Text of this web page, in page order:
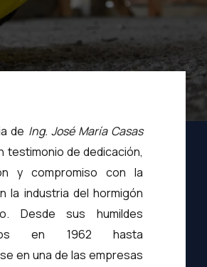
de Ing. José María Casas
testimonio de dedicación,
y compromiso con la
la industria del hormigón
Desde sus humildes
en 1962 hasta
en una de las empresas